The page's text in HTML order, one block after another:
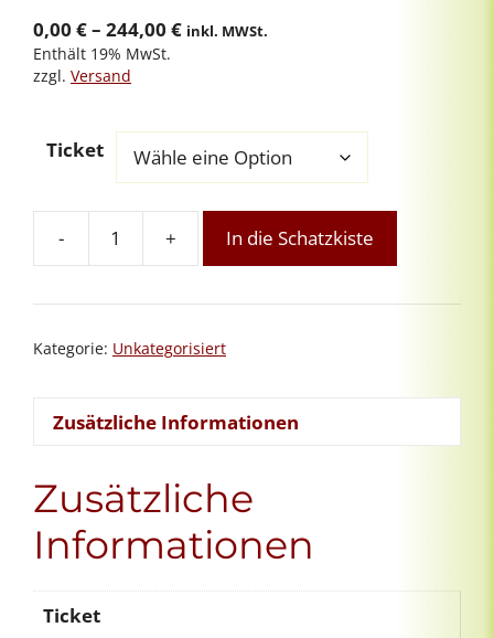
0,00 €– 244,00 €Preisspanne:
inkl. MWSt.
Enthält 19% MwSt.
zzgl. Versand
Ticket
-
Meister-
23
+ In die Schatzkiste
Kategorie: Unkategorisiert
Zusätzliche Informationen
Zusätzliche
Informationen
Ticket